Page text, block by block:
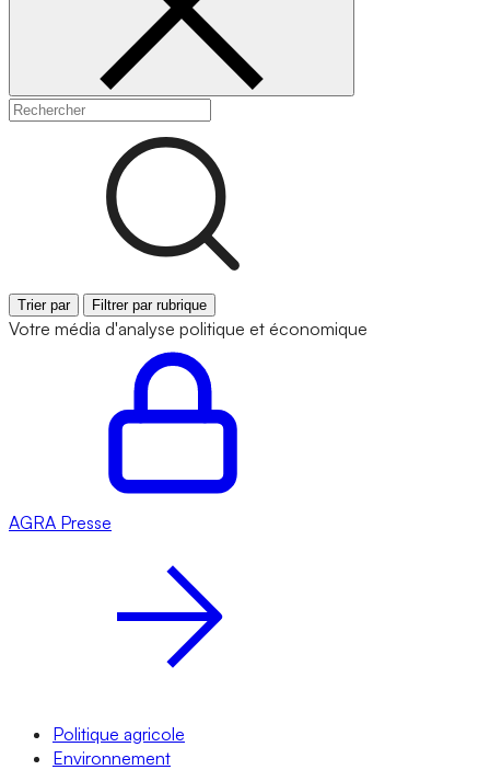
Trier par Filtrer par rubrique
Votre média d'analyse politique et économique
AGRA Presse
Politique agricole
Environnement